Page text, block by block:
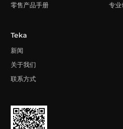
零售产品手册
专业
Teka
新闻
关于我们
联系方式